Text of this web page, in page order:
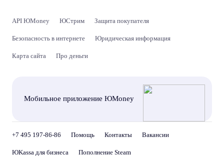
API ЮMoney ЮСтрим Защита покупателя
Безопасность в интернете Юридическая информация
Карта сайта Про деньги
Мобильное приложение ЮMoney
+7 495 197-86-86 Помощь Контакты Вакансии
ЮKassa для бизнеса Пополнение Steam